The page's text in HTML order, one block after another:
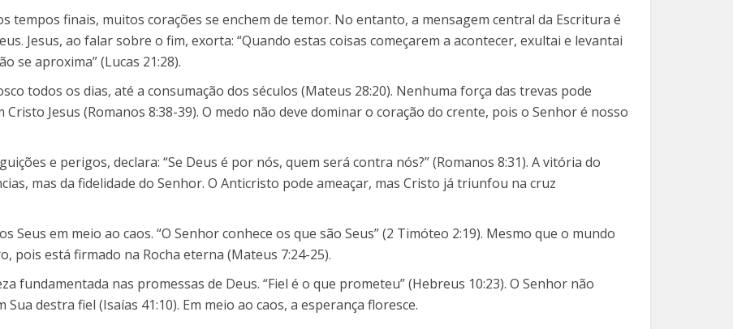
tempos finais, muitos corações se enchem de temor. No entanto, a mensagem central da Escritura é
Jesus, ao falar sobre o fim, exorta: “Quando estas coisas começarem a acontecer, exultai e levantai
se aproxima” (Lucas 21:28).
todos os dias, até a consumação dos séculos (Mateus 28:20). Nenhuma força das trevas pode
Jesus (Romanos 8:38-39). O medo não deve dominar o coração do crente, pois o Senhor é nosso
e perigos, declara: “Se Deus é por nós, quem será contra nós?” (Romanos 8:31). A vitória do
mas da fidelidade do Senhor. O Anticristo pode ameaçar, mas Cristo já triunfou na cruz
Seus em meio ao caos. “O Senhor conhece os que são Seus” (2 Timóteo 2:19). Mesmo que o mundo
pois está firmado na Rocha eterna (Mateus 7:24-25).
fundamentada nas promessas de Deus. “Fiel é o que prometeu” (Hebreus 10:23). O Senhor não
destra fiel (Isaías 41:10). Em meio ao caos, a esperança floresce.